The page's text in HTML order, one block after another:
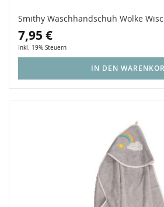
Smithy Waschhandschuh Wolke
7,95 €
Inkl. 19% Steuern
IN DEN